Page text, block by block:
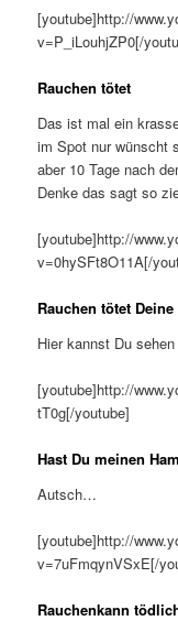
[youtube]http://
v=P_iLouhjZP0[/
Rauchen tötet
Das ist mal ein
im Spot nur wünscht
aber 10 Tage nach
Denke das sagt so
[youtube]http://
v=0hySFt8O11A[/
Rauchen tötet
Hier kannst Du
[youtube]http://
tT0g[/youtube]
Hast Du meinen
Autsch…
[youtube]http://
v=7uFmqynVSxE[/
Rauchenkann